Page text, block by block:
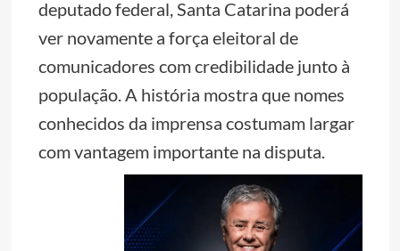
deputado federal, Santa Catarina poderá
ver novamente a força eleitoral de
comunicadores com credibilidade junto à
população. A história mostra que nomes
conhecidos da imprensa costumam largar
com vantagem importante na disputa.